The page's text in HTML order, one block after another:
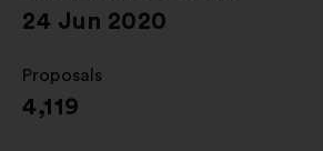
window
24 Jun 2020
Proposals
:
4,119